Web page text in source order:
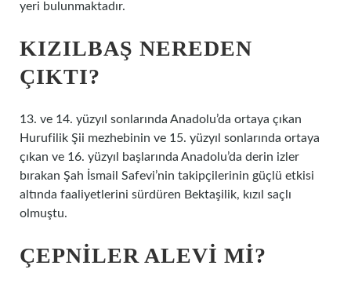
yeri bulunmaktadır.
KIZILBAŞ NEREDEN
ÇIKTI?
13. ve 14. yüzyıl sonlarında Anadolu’da ortaya çıkan
Hurufilik Şii mezhebinin ve 15. yüzyıl sonlarında ortaya
çıkan ve 16. yüzyıl başlarında Anadolu’da derin izler
bırakan Şah İsmail Safevi’nin takipçilerinin güçlü etkisi
altında faaliyetlerini sürdüren Bektaşilik, kızıl saçlı
olmuştu.
ÇEPNILER ALEVI MI?